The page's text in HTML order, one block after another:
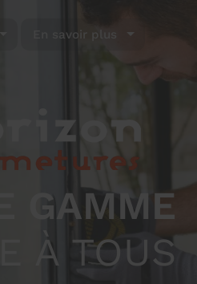
GAMME
À TOUS
En savoir plus